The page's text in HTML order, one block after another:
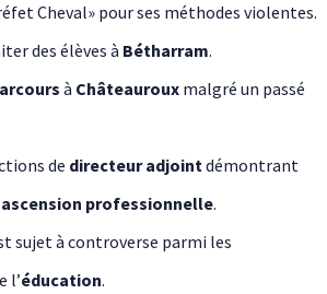
Cheval» pour ses méthodes violentes.
des élèves à Bétharram.
à Châteaurouxmalgré un passé
de directeur adjointdémontrant
ascension professionnelle.
sujet à controverse parmi les
l’éducation.